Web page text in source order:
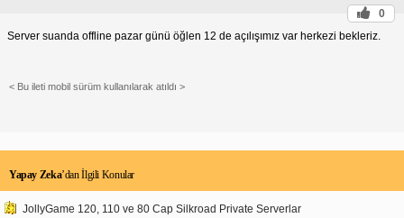
0
Server suanda offline pazar günü öğlen 12 de açılışımız var herkezi bekleriz.
< Bu ileti mobil sürüm kullanılarak atıldı >
Yapay Zeka’dan İlgili Konular
JollyGame 120, 110 ve 80 Cap Silkroad Private Serverlar